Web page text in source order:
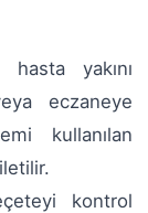
yakını
eczaneye
kullanılan
kontrol